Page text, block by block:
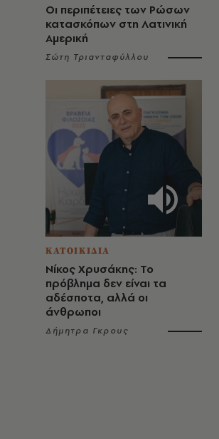
Οι περιπέτειες των Ρώσων
κατασκόπων στη Λατινική
Αμερική
Σώτη Τριανταφύλλου
ΚΑΤΟΙΚΙΔΙΑ
Νίκος Χρυσάκης: Το
πρόβλημα δεν είναι τα
αδέσποτα, αλλά οι
άνθρωποι
Δήμητρα Γκρους